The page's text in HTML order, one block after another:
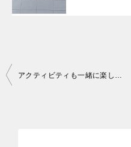
投
アクティビティも一緒に楽しめる【京都・宇治市】太陽が丘アウトドアパーク TOMOSHIBICAMP